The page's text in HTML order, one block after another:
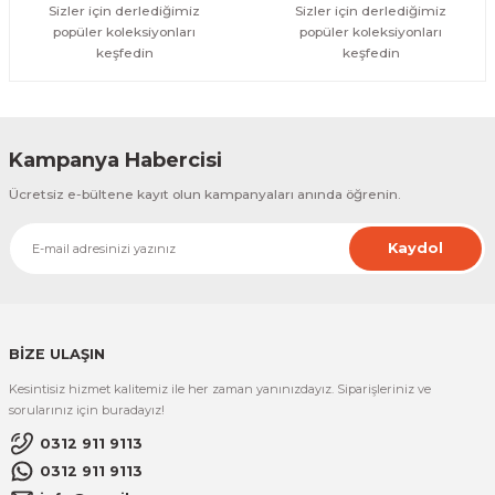
Sizler için derlediğimiz
popüler koleksiyonları
keşfedin
Sizler için derlediğimiz
popüler koleksiyonları
keşfedin
Kampanya Habercisi
Ücretsiz e-bültene kayıt olun kampanyaları anında öğrenin.
Kaydol
BİZE ULAŞIN
Kesintisiz hizmet kalitemiz ile her zaman yanınızdayız. Siparişleriniz ve
sorularınız için buradayız!
0312 911 9113
0312 911 9113